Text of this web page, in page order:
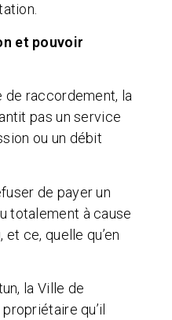
et pouvoir
de raccordement, la
pas un service
ou un débit
de payer un
totalement à cause
et ce, quelle qu’en
la Ville de
qu’il